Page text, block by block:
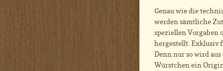
Genau wie die
werden sämtliche
speziellen Vorgaben
hergestellt. Exklusiv
Denn nur so wird
Würstchen ein